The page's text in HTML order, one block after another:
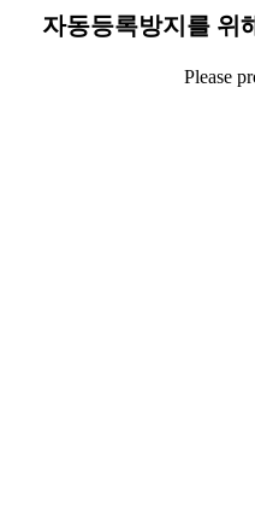
자동등록방지를 위
Please